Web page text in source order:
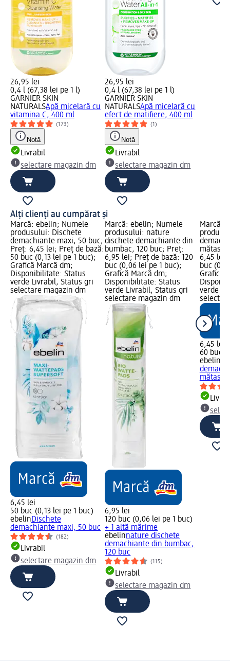
26,95 lei
0,4 l (67,38 lei pe 1 l)
GARNIER SKIN
NATURALSApă micelară cu
vitamina C, 400 ml
(173)
Notă
Livrabil
selectare magazin dm
26,95 lei
0,4 l (67,38 lei pe 1 l)
GARNIER SKIN
NATURALSApă micelară cu
efect de matifiere, 400 ml
(1)
Notă
Livrabil
selectare magazin dm
Alți clienți au cumpărat și
Marcă: ebelin; Numele
produsului: Dischete
demachiante maxi, 50 buc;
Preț: 6,45 lei; Preț de bază:
50 buc (0,13 lei pe 1 buc);
Grafică Marcă dm;
Disponibilitate: Status
verde Livrabil, Status gri
selectare magazin dm
6,45 lei
50 buc (0,13 lei pe 1 buc)
ebelinDischete
demachiante maxi, 50 buc
(182)
Livrabil
selectare magazin dm
Marcă: ebelin; Numele
produsului: nature
dischete demachiante din
bumbac, 120 buc; Preț:
6,95 lei; Preț de bază: 120
buc (0,06 lei pe 1 buc);
Grafică Marcă dm;
Disponibilitate: Status
verde Livrabil, Status gri
selectare magazin dm
6,95 lei
120 buc (0,06 lei pe 1 buc)
+ 1 altă mărime
ebelinnature dischete
demachiante din bumbac,
120 buc
(115)
Livrabil
selectare magazin dm
Marcă:
mătase,
6,45 lei;
buc
Grafică
verde
6,45 lei
60 buc
ebelin
mătase,